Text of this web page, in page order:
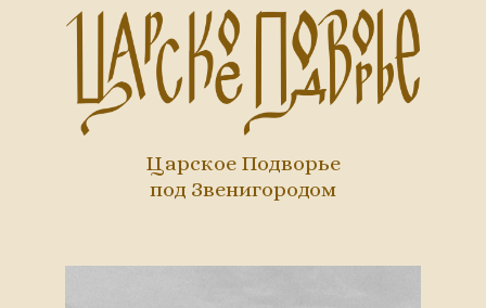
Царское Подворье
под Звенигородом